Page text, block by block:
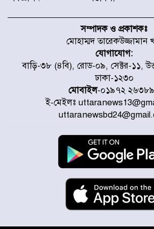
উদ্যোগে উত্তরা ১৩
পরিষ্কার-
ডিএমপির অভিযানে
৫০৪, উদ্ধার মাদক-
সন্দ্বীপের চরে
সাগরে অবমুক্ত
মাতারবাড়ী পৌঁছে
যোগ দিয়েছেন
জাতীয় সাংবাদিক
জেলা কমিটি
সম্পাদক ও প্রকাশকঃ
মোহাম্মদ তারেকউজ্জামান
যোগাযোগ:
বাড়ি-৩৮ (৪বি), রোড-০৯, সেক্টর-১১,
ঢাকা-১২৩০
মোবাইল-০১৯৭২
ই-মেইলঃ